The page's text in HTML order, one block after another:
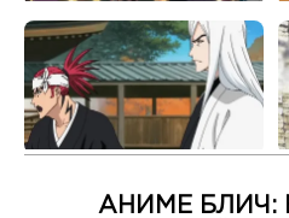
АНИМЕ БЛИЧ: